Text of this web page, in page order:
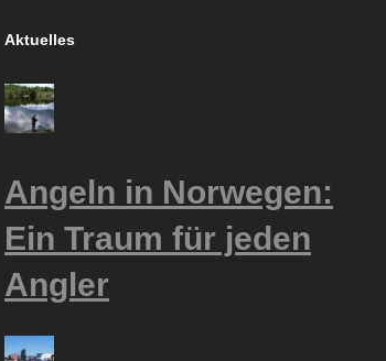
Aktuelles
Angeln in Norwegen:
Ein Traum für jeden
Angler